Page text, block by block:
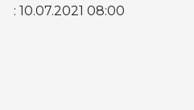
: 10.07.2021 08:00